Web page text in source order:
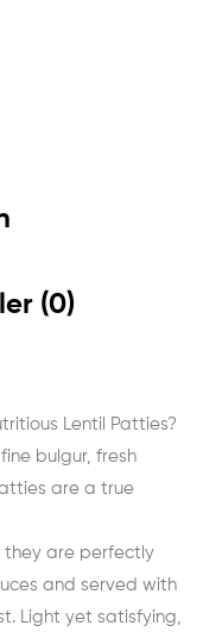
(0)
Lentil Patties?
bulgur, fresh
are a true
they are perfectly
and served with
Light yet satisfying,